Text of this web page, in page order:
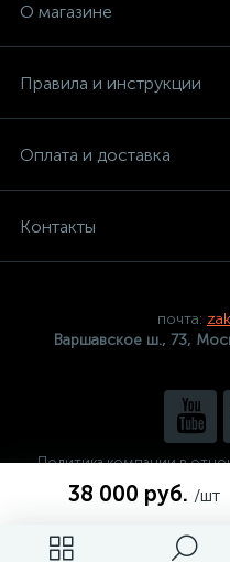
38 000 руб. /шт
О магазине
Правила и инструкции
Оплата и доставка
Контакты
почта:
Варшавское ш., 73,
Политика компании в